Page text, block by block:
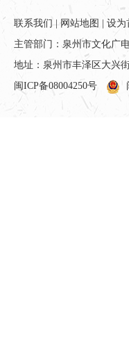
联系我们 网站地图 设为
主管部门：泉州市文化广
地址：泉州市丰泽区大兴
闽ICP备08004250号